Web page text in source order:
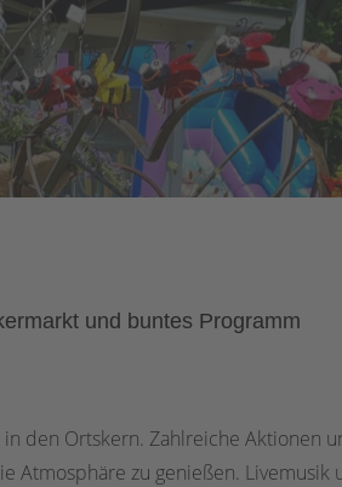
und buntes Programm
den Ortskern. Zahlreiche Aktionen
zu genießen. Livemusik